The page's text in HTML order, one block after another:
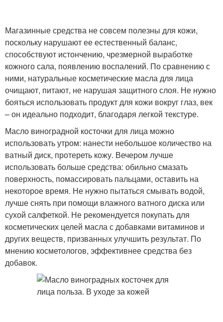
Магазинные средства не совсем полезны для кожи,
поскольку нарушают ее естественный баланс,
способствуют истончению, чрезмерной выработке
кожного сала, появлению воспалений. По сравнению с
ними, натуральные косметические масла для лица
очищают, питают, не нарушая защитного слоя. Не нужно
бояться использовать продукт для кожи вокруг глаз, век
– он идеально подходит, благодаря легкой текстуре.
Масло виноградной косточки для лица можно
использовать утром: нанести небольшое количество на
ватный диск, протереть кожу. Вечером лучше
использовать больше средства: обильно смазать
поверхность, помассировать пальцами, оставить на
некоторое время. Не нужно пытаться смывать водой,
лучше снять при помощи влажного ватного диска или
сухой салфеткой. Не рекомендуется покупать для
косметических целей масла с добавками витаминов и
других веществ, призванных улучшить результат. По
мнению косметологов, эффективнее средства без
добавок.